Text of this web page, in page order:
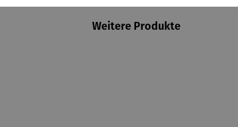
Weitere Produkte